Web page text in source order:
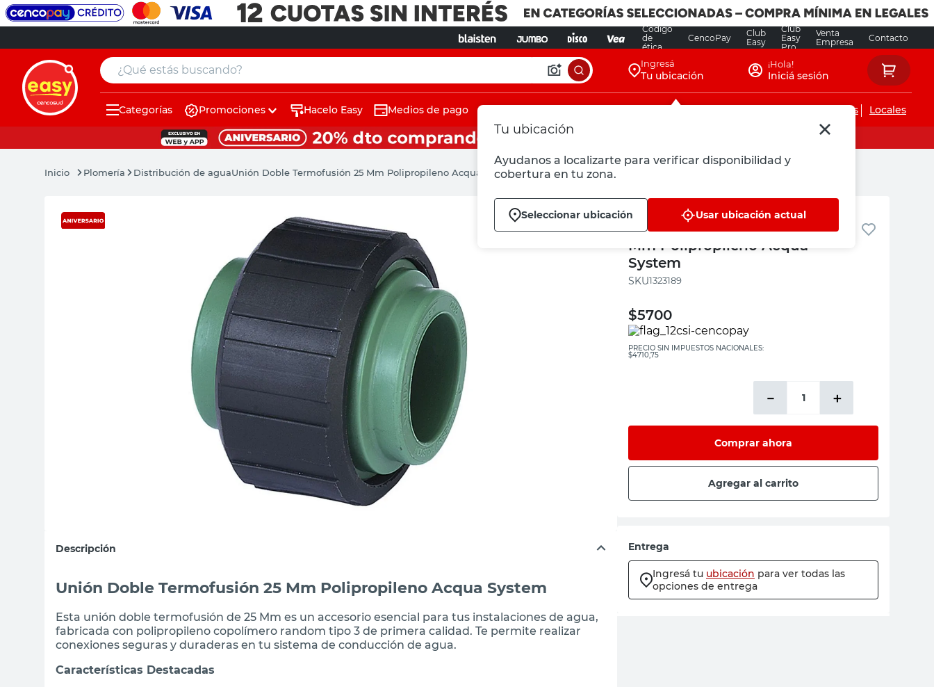
Código
de
ética
CencoPay
Club
Easy
Club
Easy
Pro
Venta
Empresa
Contacto
¿Qué estás buscando? Ingresá
Tu ubicación
Tu ubicación
Ayudanos a localizarte para verificar disponibilidad y
cobertura en tu zona.
Seleccionar ubicación Usar ubicación actual
¡Hola!
Iniciá sesión
Categorías Promociones Hacelo Easy Medios de pago Servicios de instalaciones Locales
Plomería Distribución de aguaUnión Doble Termofusión 25 Mm Polipropileno Acqua System
Descripción
Unión Doble Termofusión 25 Mm Polipropileno Acqua System
Esta unión doble termofusión de 25 Mm es un accesorio esencial para tus instalaciones de agua,
fabricada con polipropileno copolímero random tipo 3 de primera calidad. Te permite realizar
conexiones seguras y duraderas en tu sistema de conducción de agua.
Características Destacadas
Acqua System
Unión Doble Termofusión 25
Mm Polipropileno Acqua
System
:1323189
$5700
PRECIO SIN IMPUESTOS NACIONALES:
$4710,75
＋
－
Comprar ahora
Agregar al carrito
Entrega
Ingresá tu ubicación para ver todas las
opciones de entrega
muebles